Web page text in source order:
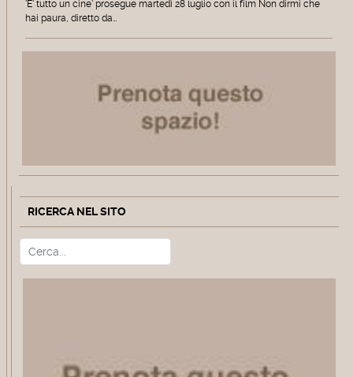
'E' tutto un cine' prosegue martedì 28 luglio con il film Non dirmi che
hai paura, diretto da…
RICERCA NEL SITO
Cerca Type 2 or more characters for